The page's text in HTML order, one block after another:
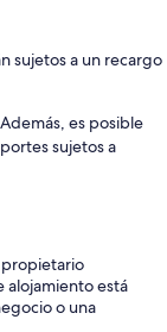
sujetos a un recargo
es posible
sujetos a
propietario
alojamiento está
o una